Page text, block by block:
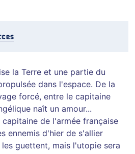
la Terre et une partie du
dans l'espace. De la
forcé, entre le capitaine
naît un amour...
capitaine de l'armée française
ennemis d'hier de s'allier
guettent, mais l'utopie sera